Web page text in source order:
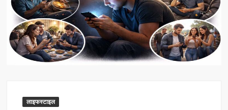
लाइफस्टाइल